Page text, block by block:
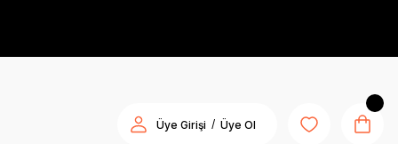
Üye Girişi / Üye Ol